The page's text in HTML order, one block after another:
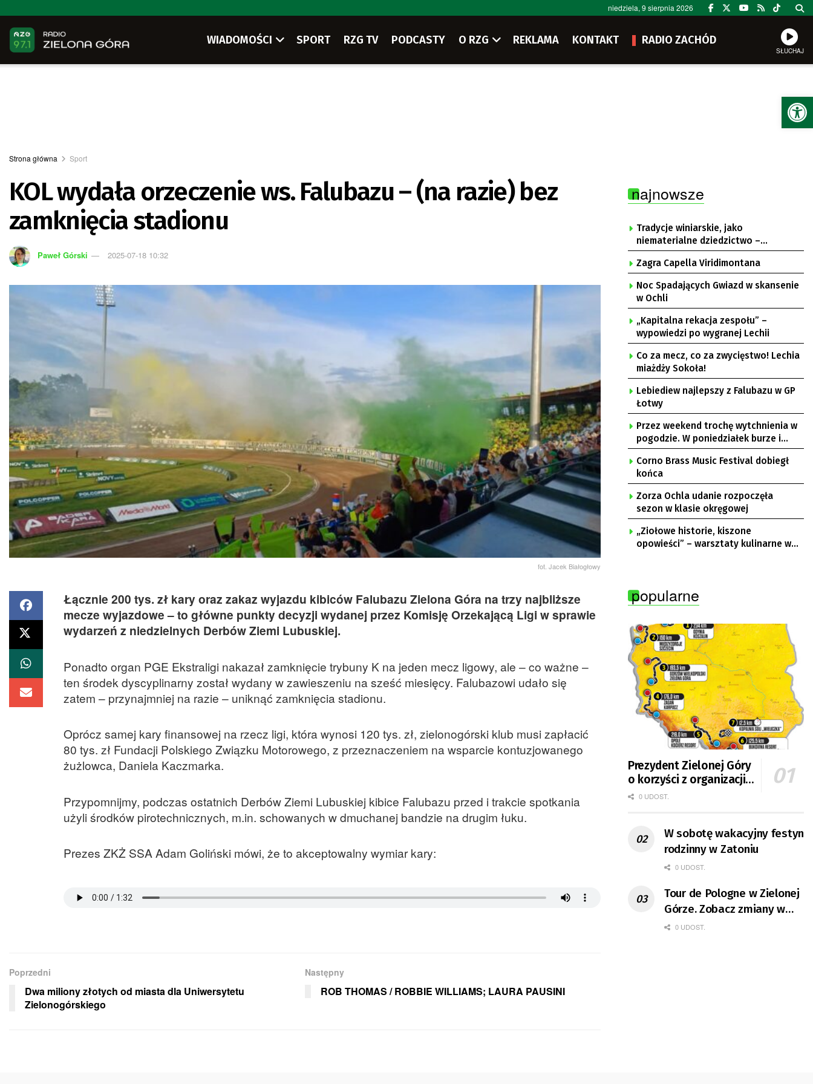
niedziela, 9 sierpnia 2026
WIADOMOŚCI SPORT RZG TV PODCASTY O RZG REKLAMA KONTAKT RADIO ZACHÓD
SŁUCHAJ
Strona główna Sport
KOL wydała orzeczenie ws. Falubazu – (na razie) bez
zamknięcia stadionu
Paweł Górski 2025-07-18 10:32
fot. Jacek Białogłowy
Łącznie 200 tys. zł kary oraz zakaz wyjazdu kibiców Falubazu Zielona Góra na trzy najbliższe
mecze wyjazdowe – to główne punkty decyzji wydanej przez Komisję Orzekającą Ligi w sprawie
wydarzeń z niedzielnych Derbów Ziemi Lubuskiej.
Ponadto organ PGE Ekstraligi nakazał zamknięcie trybuny K na jeden mecz ligowy, ale – co ważne –
ten środek dyscyplinarny został wydany w zawieszeniu na sześć miesięcy. Falubazowi udało się
zatem – przynajmniej na razie – uniknąć zamknięcia stadionu.
Oprócz samej kary finansowej na rzecz ligi, która wynosi 120 tys. zł, zielonogórski klub musi zapłacić
80 tys. zł Fundacji Polskiego Związku Motorowego, z przeznaczeniem na wsparcie kontuzjowanego
żużlowca, Daniela Kaczmarka.
Przypomnijmy, podczas ostatnich Derbów Ziemi Lubuskiej kibice Falubazu przed i trakcie spotkania
użyli środków pirotechnicznych, m.in. schowanych w dmuchanej bandzie na drugim łuku.
Prezes ZKŻ SSA Adam Goliński mówi, że to akceptowalny wymiar kary:
Poprzedni
Dwa miliony złotych od miasta dla Uniwersytetu
Zielonogórskiego
Następny
ROB THOMAS / ROBBIE WILLIAMS; LAURA PAUSINI
najnowsze
Tradycje winiarskie, jako
niematerialne dziedzictwo –
konsultacje i projekt
Zagra Capella Viridimontana
Noc Spadających Gwiazd w skansenie
w Ochli
„Kapitalna rekacja zespołu” –
wypowiedzi po wygranej Lechii
Co za mecz, co za zwycięstwo! Lechia
miażdży Sokoła!
Lebiediew najlepszy z Falubazu w GP
Łotwy
Przez weekend trochę wytchnienia w
pogodzie. W poniedziałek burze i
upał
Corno Brass Music Festival dobiegł
końca
Zorza Ochla udanie rozpoczęła
sezon w klasie okręgowej
„Ziołowe historie, kiszone
opowieści” – warsztaty kulinarne w
popularne
Prezydent Zielonej Góry
o korzyści z organizacji
mety Tour de Pologne
0 UDOST.
W sobotę wakacyjny festyn
rodzinny w Zatoniu
0 UDOST.
Tour de Pologne w Zielonej
Górze. Zobacz zmiany w
organizacji ruchu
0 UDOST.